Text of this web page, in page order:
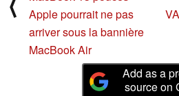
Apple pourrait ne pas
arriver sous la bannière
MacBook Air
Add as a
source on